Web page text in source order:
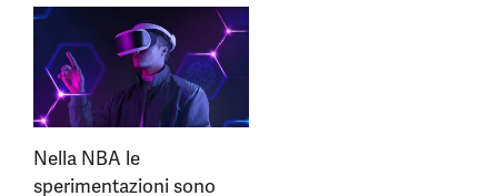
Nella NBA le
sperimentazioni sono